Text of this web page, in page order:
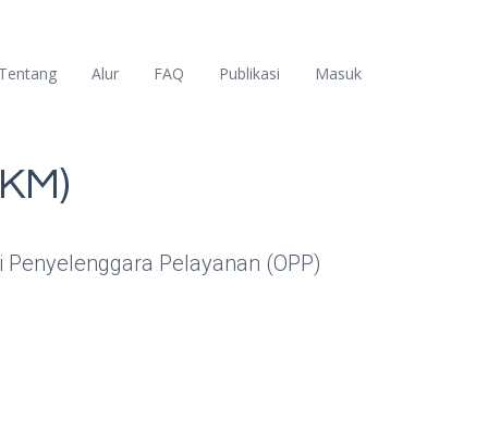
Tentang Alur FAQ Publikasi Masuk
Pelayanan (OPP)